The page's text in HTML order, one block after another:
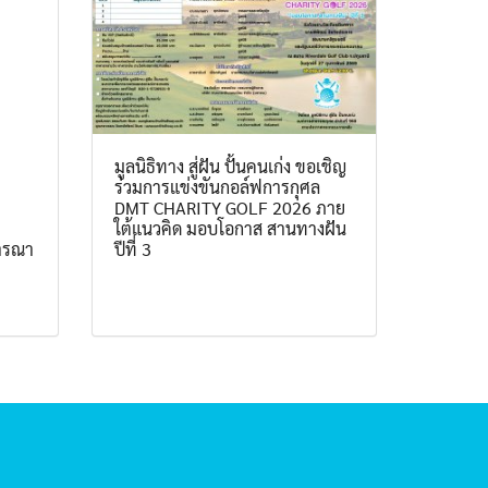
ณา
มูลนิธิทาง สู่ฝัน ปั้นคนเก่ง ขอเชิญ
ร่วมการแข่งขันกอล์ฟการกุศล
DMT CHARITY GOLF 2026 ภาย
ใต้แนวคิด มอบโอกาส สานทางฝัน
ปีที่ 3